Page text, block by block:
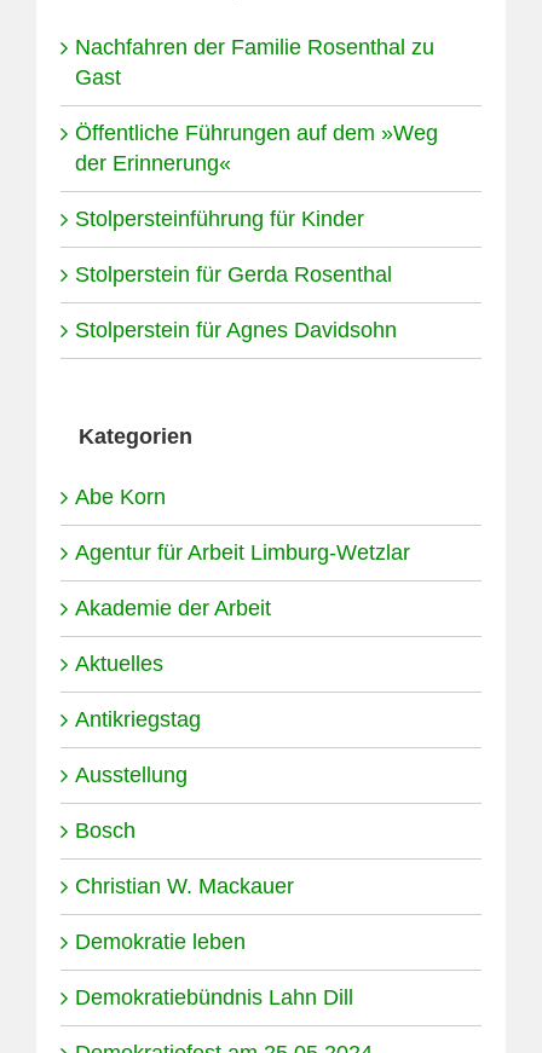
Nachfahren der Familie Rosenthal zu
Gast
Öffentliche Führungen auf dem »Weg
der Erinnerung«
Stolpersteinführung für Kinder
Stolperstein für Gerda Rosenthal
Stolperstein für Agnes Davidsohn
Kategorien
Abe Korn
Agentur für Arbeit Limburg-Wetzlar
Akademie der Arbeit
Aktuelles
Antikriegstag
Ausstellung
Bosch
Christian W. Mackauer
Demokratie leben
Demokratiebündnis Lahn Dill